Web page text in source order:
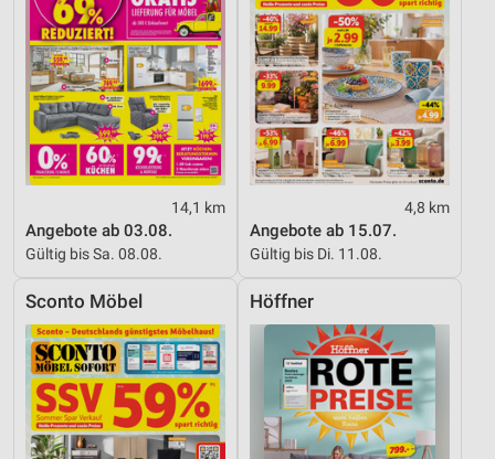
14,1 km
Angebote ab 03.08.
Gültig bis Sa. 08.08.
4,8 km
Angebote ab 15.07.
Gültig bis Di. 11.08.
Sconto Möbel Höffner